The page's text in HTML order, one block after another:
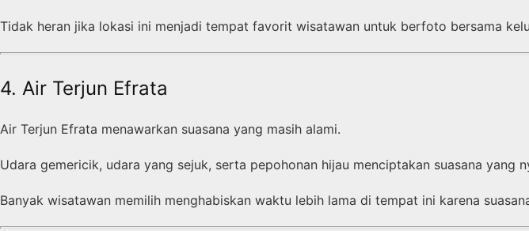
Tidak heran jika lokasi ini menjadi tempat favorit wisatawan untuk berfoto bersama
4. Air Terjun Efrata
Air Terjun Efrata menawarkan suasana yang masih alami.
Udara gemericik, udara yang sejuk, serta pepohonan hijau menciptakan suasana yang
Banyak wisatawan memilih menghabiskan waktu lebih lama di tempat ini karena